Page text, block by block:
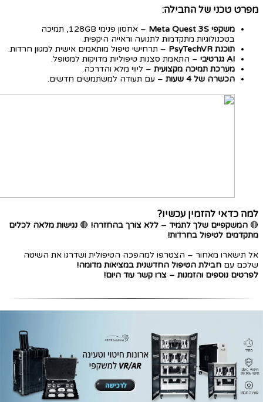
מפרט טכני של החבילה:
משקפי Meta Quest 3S
– אחסון פנימי 128GB, תמיכה
בטכנולוגיות מתקדמות לתנועה וראייה היקפית.
תוכנת PsyTechVR
– תרחישי טיפול מותאמים אישית למגוון חרדות.
AI גנרטיבי
– התאמת סצנות טיפוליות מדויקות למטופל.
מערכת תמיכה מקצועית – ליווי מלא והדרכה.
הכשרה של 4 שעות
– עם תעודה למשתמשים חדשים.
למה כדאי להזמין עכשיו?
🔴 המשקפיים שלך לתמיד – ללא צורך בהחזרה! 🔴 נגישות מלאה לכלים
מתקדמים לטיפול בחרדות!
אל תישארו מאחור – הצטרפו למהפכה הטיפולית ושדרגו את השיטה
שלכם עם חבילת הטיפול החדשנית במציאות מדומה!
לפרטים נוספים והזמנות – צרו קשר עוד היום!